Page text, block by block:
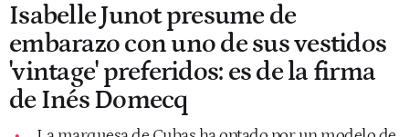
Isabelle Junot presume de
embarazo con uno de sus vestidos
'vintage' preferidos: es de la firma
de Inés Domecq